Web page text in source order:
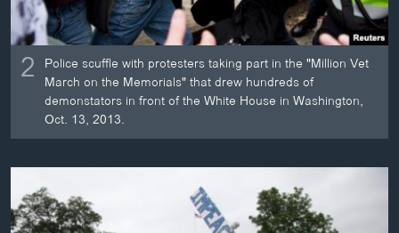
2 Police scuffle with protesters taking part in the "Million Vet
March on the Memorials" that drew hundreds of
demonstators in front of the White House in Washington,
Oct. 13, 2013.